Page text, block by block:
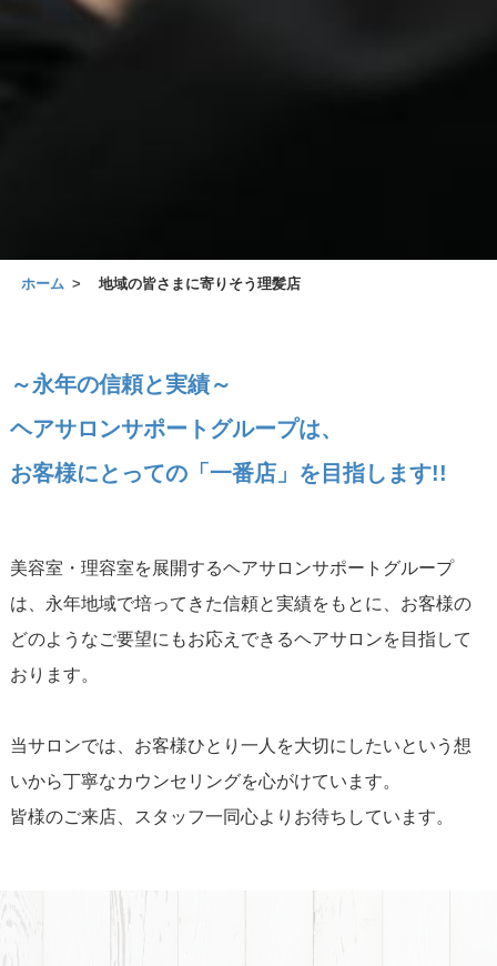
ホーム 地域の皆さまに寄りそう理髪店
～永年の信頼と実績～
ヘアサロンサポートグループは、
お客様にとっての「一番店」を目指します!!
美容室・理容室を展開するヘアサロンサポートグループ
は、永年地域で培ってきた信頼と実績をもとに、お客様の
どのようなご要望にもお応えできるヘアサロンを目指して
おります。
当サロンでは、お客様ひとり一人を大切にしたいという想
いから丁寧なカウンセリングを心がけています。
皆様のご来店、スタッフ一同心よりお待ちしています。